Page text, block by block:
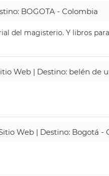
BOGOTA - Colombia
del magisterio. Y libros
Web | Destino: belén de
Web | Destino: Bogotá -